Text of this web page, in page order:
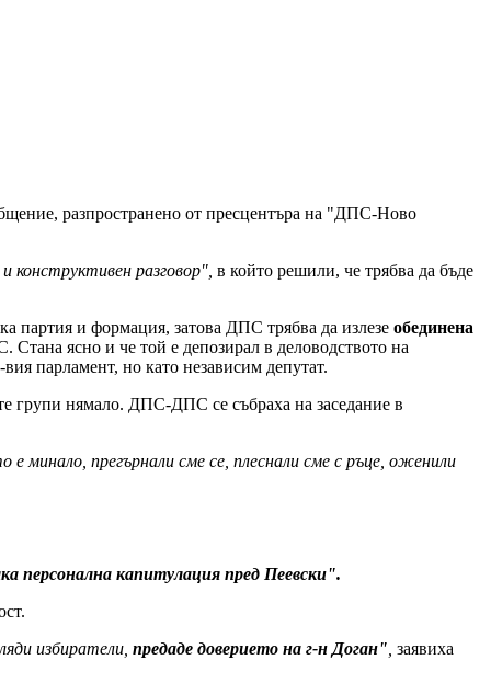
разпространено от пресцентъра на "ДПС-Ново
конструктивен разговор", в който решили, че трябва да бъде
партия и формация, затова ДПС трябва да излезе обединена
Стана ясно и че той е депозирал в деловодството на
парламент, но като независим депутат.
групи нямало. ДПС-ДПС се събраха на заседание в
минало, прегърнали сме се, плеснали сме с ръце, оженили
персонална капитулация пред Пеевски".
избиратели, предаде доверието на г-н Доган" заявиха